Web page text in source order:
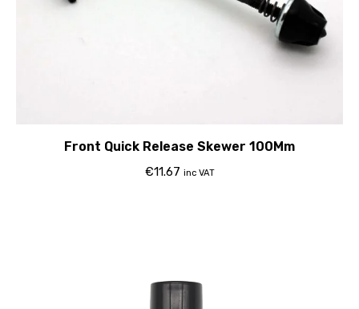
Front Quick Release Skewer 100Mm
€11.67 inc VAT